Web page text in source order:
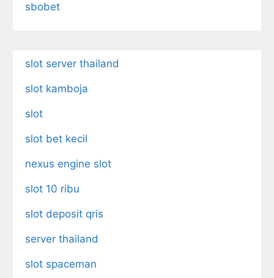
sbobet
slot server thailand
slot kamboja
slot
slot bet kecil
nexus engine slot
slot 10 ribu
slot deposit qris
server thailand
slot spaceman